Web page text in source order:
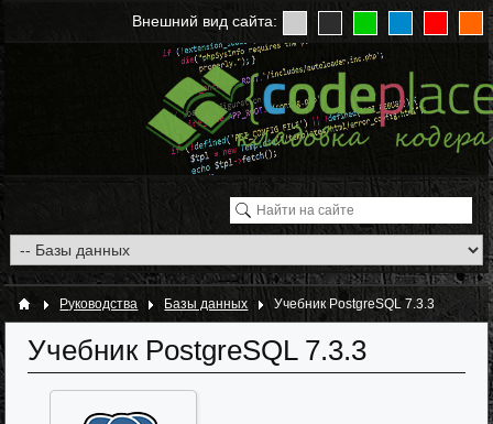
Внешний вид сайта:
Руководства Базы данных Учебник PostgreSQL 7.3.3
Учебник PostgreSQL 7.3.3